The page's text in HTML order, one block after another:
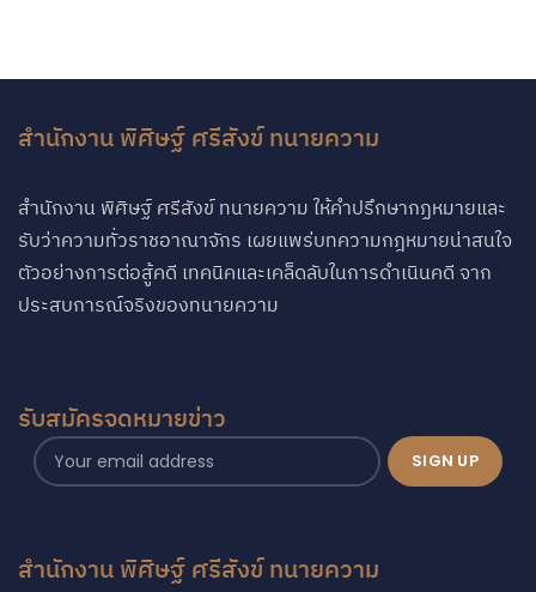
สำนักงาน พิศิษฐ์ ศรีสังข์ ทนายความ
สำนักงาน พิศิษฐ์ ศรีสังข์ ทนายความ ให้คำปรึกษากฏหมายและ
รับว่าความทั่วราชอาณาจักร เผยแพร่บทความกฎหมายน่าสนใจ
ตัวอย่างการต่อสู้คดี เทคนิคและเคล็ดลับในการดำเนินคดี จาก
ประสบการณ์จริงของทนายความ
รับสมัครจดหมายข่าว
สำนักงาน พิศิษฐ์ ศรีสังข์ ทนายความ